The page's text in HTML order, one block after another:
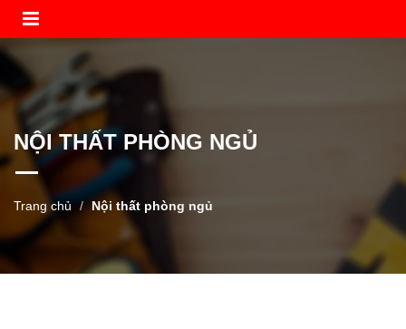
NỘI THẤT PHÒNG NGỦ
Trang chủ Nội thất phòng ngủ